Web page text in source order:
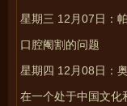
星期三 12月07日：
口腔阉割的问题
星期四 12月08日：
在一个处于中国文化